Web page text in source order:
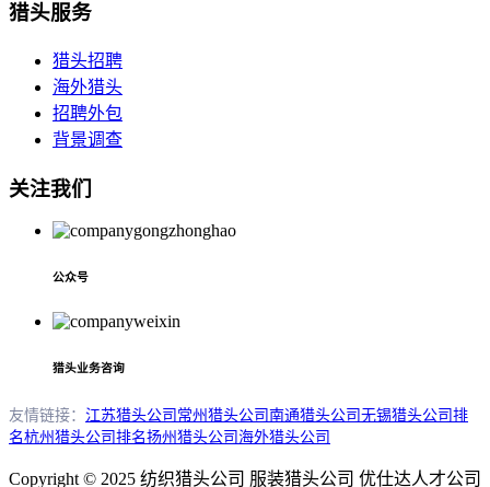
猎头服务
猎头招聘
海外猎头
招聘外包
背景调查
关注我们
公众号
猎头业务咨询
友情链接： 江苏猎头公司 常州猎头公司 南通猎头公司 无锡猎头公司排
名杭州猎头公司排名扬州猎头公司 海外猎头公司
Copyright © 2025 纺织猎头公司 服装猎头公司 优仕达人才公司